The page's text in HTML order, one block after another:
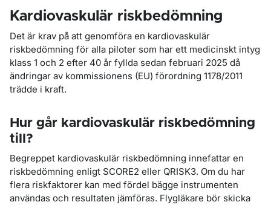
Kardiovaskulär riskbedömning
Det är krav på att genomföra en kardiovaskulär
riskbedömning för alla piloter som har ett medicinskt intyg
klass 1 och 2 efter 40 år fyllda sedan februari 2025 då
ändringar av kommissionens (EU) förordning 1178/2011
trädde i kraft.
Hur går kardiovaskulär riskbedömning
till?
Begreppet kardiovaskulär riskbedömning innefattar en
riskbedömning enligt SCORE2 eller QRISK3. Om du har
flera riskfaktorer kan med fördel bägge instrumenten
användas och resultaten jämföras. Flygläkare bör skicka